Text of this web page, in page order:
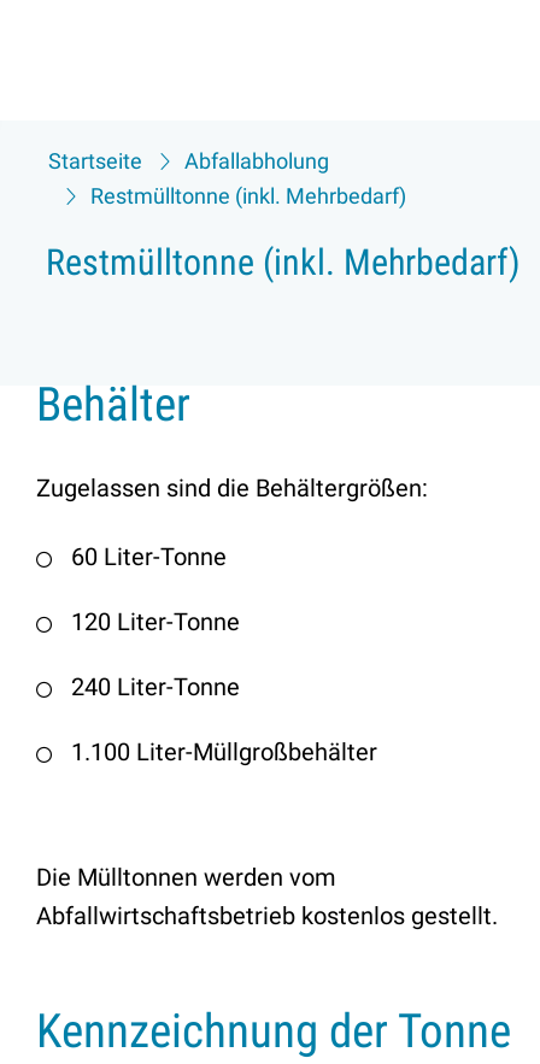
Startseite
Abfallabholung
Restmülltonne (inkl. Mehrbedarf)
Restmülltonne (inkl. Mehrbedarf)
Behälter
Zugelassen sind die Behältergrößen:
60 Liter-Tonne
120 Liter-Tonne
240 Liter-Tonne
1.100 Liter-Müllgroßbehälter
Die Mülltonnen werden vom
Abfallwirtschaftsbetrieb kostenlos gestellt.
Kennzeichnung der Tonne